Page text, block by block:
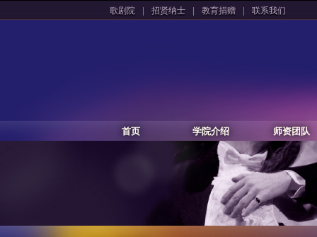
歌剧院 | 招贤纳士 | 教育捐赠 | 联系我们
首页 学院介绍 师资团队